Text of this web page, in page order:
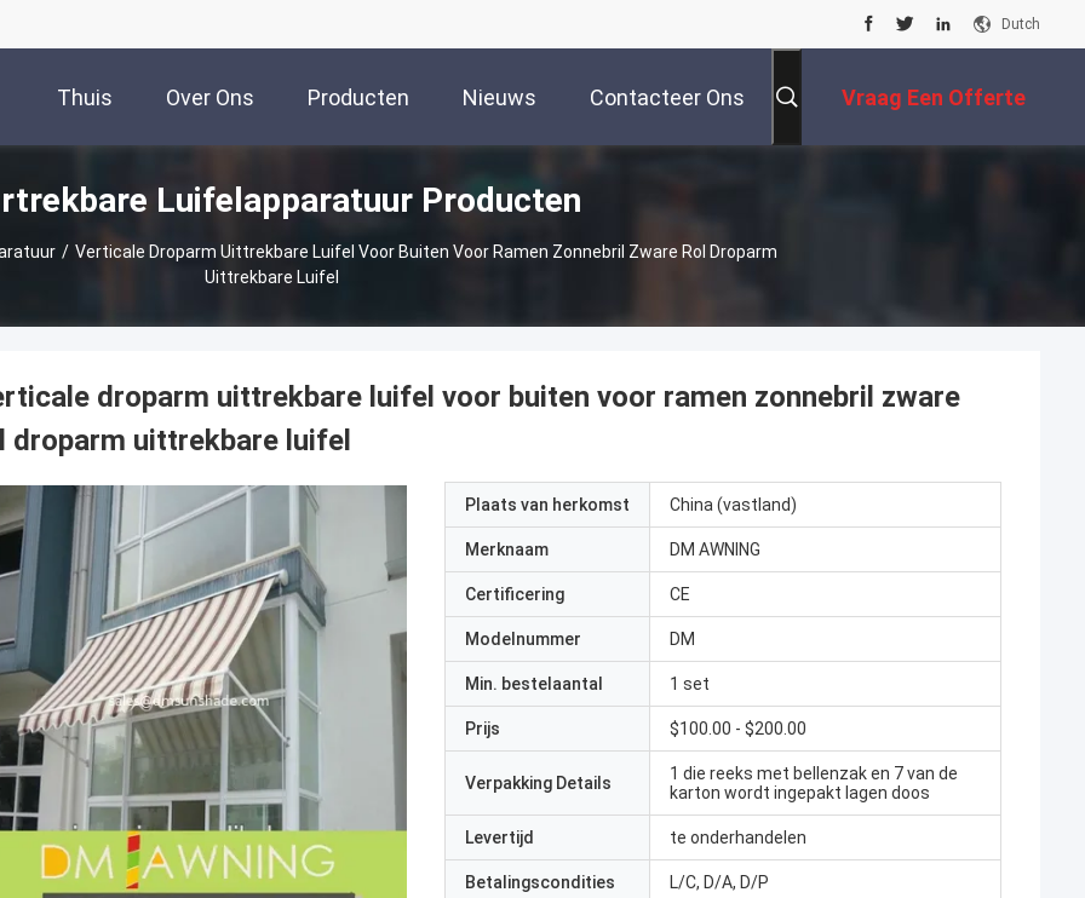
Dutch
Thuis Over Ons Producten Nieuws Contacteer Ons Vraag Een Offerte
Luifelapparatuur Producten
/ Verticale Droparm Uittrekbare Luifel Voor Buiten Voor Ramen Zonnebril Zware Rol Droparm
Uittrekbare Luifel
droparm uittrekbare luifel voor buiten voor ramen zonnebril zware
droparm uittrekbare luifel
Plaats van herkomst China (vastland)
Merknaam DM AWNING
Certificering CE
Modelnummer DM
Min. bestelaantal 1 set
Prijs $100.00 - $200.00
Verpakking Details
1 die reeks met bellenzak en 7 van de
karton wordt ingepakt lagen doos
Levertijd te onderhandelen
Betalingscondities L/C, D/A, D/P